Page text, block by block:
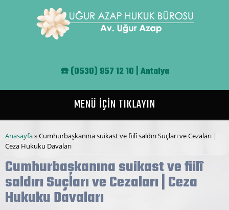
☎️(0530) 957 12 10 | Antalya
MENÜ İÇİN TIKLAYIN
Buradasınız
Anasayfa» Cumhurbaşkanına suikast ve fiilî saldırı Suçları ve Cezaları |
Ceza Hukuku Davaları
Cumhurbaşkanına suikast ve fiilî
saldırı Suçları ve Cezaları | Ceza
Hukuku Davaları